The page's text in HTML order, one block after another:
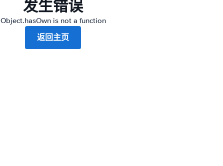
发生错误
Object.hasOwn is not a function
返回主页